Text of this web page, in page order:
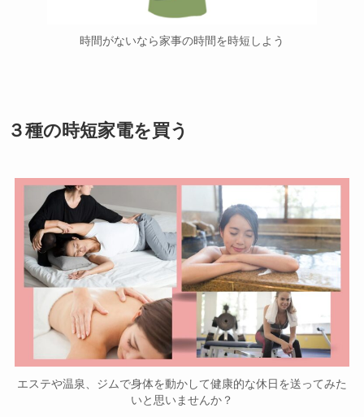
時間がないなら家事の時間を時短しよう
３種の時短家電を買う
エステや温泉、ジムで身体を動かして健康的な休日を送ってみた
いと思いませんか？